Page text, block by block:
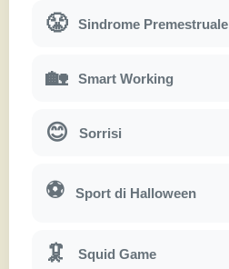
😤 Sindrome Premestruale
🏡 Smart Working
😊 Sorrisi
⚽ Sport di Halloween
🦑 Squid Game